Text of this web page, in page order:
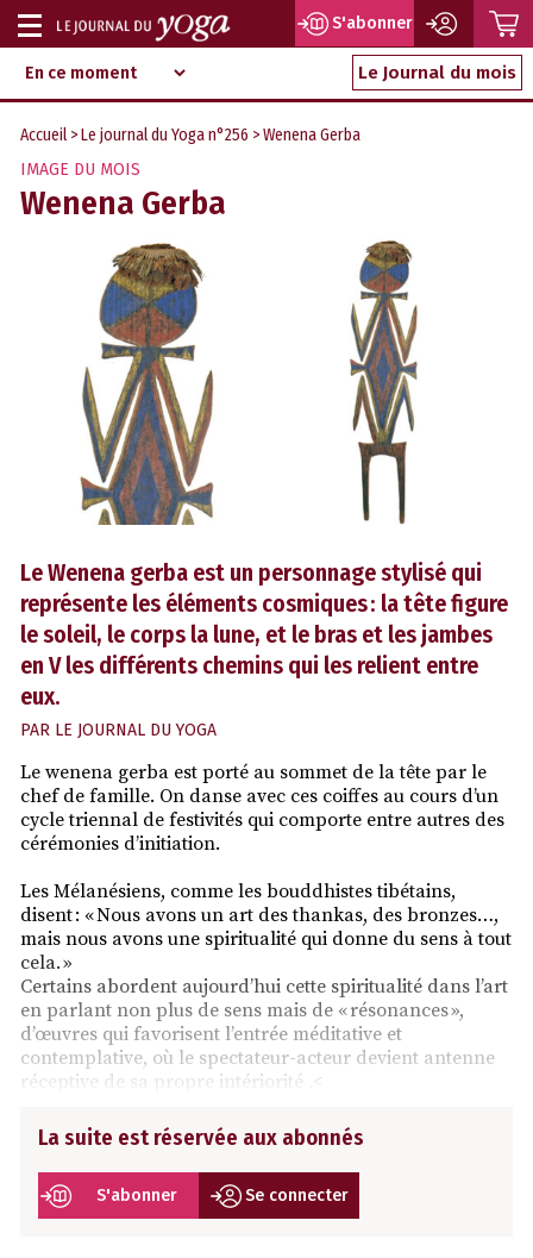
Aller
au
contenu
d‘information
indépendant
Afficher
ou
masquer
la
navigation
S'abonner
Le Journal du mois
Accueil >Le journal du Yoga n°256 > Wenena Gerba
IMAGE DU MOIS
Wenena Gerba
Le Wenena gerba est un personnage stylisé qui
représente les éléments cosmiques : la tête figure
le soleil, le corps la lune, et le bras et les jambes
en V les différents chemins qui les relient entre
eux.
PAR LE JOURNAL DU YOGA
Le wenena gerba est porté au sommet de la tête par le
chef de famille. On danse avec ces coiffes au cours d’un
cycle triennal de festivités qui comporte entre autres des
cérémonies d’initiation.
Les Mélanésiens, comme les bouddhistes tibétains,
disent : « Nous avons un art des thankas, des bronzes…,
mais nous avons une spiritualité qui donne du sens à tout
cela. »
Certains abordent aujourd’hui cette spiritualité dans l’art
en parlant non plus de sens mais de « résonances »,
d’œuvres qui favorisent l’entrée méditative et
contemplative, où le spectateur-acteur devient antenne
réceptive de sa propre intériorité .<
La suite est réservée aux abonnés
S'abonner Se connecter